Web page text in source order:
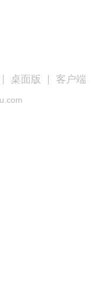
桌面版 客户端